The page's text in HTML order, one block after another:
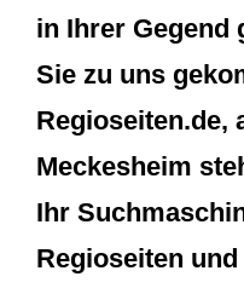
in Ihrer Gegend
Sie zu uns
Regioseiten.de,
Meckesheim
Ihr
Regioseiten